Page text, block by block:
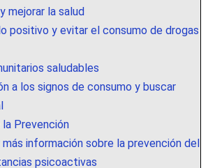
mejorar la salud
positivo y evitar el consumo de drogas
saludables
a los signos de consumo y buscar
Prevención
información sobre la prevención del
psicoactivas